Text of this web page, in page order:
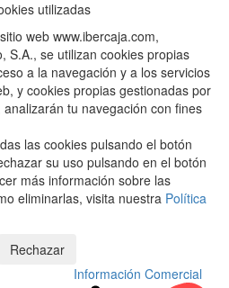
utilizadas
web www.ibercaja.com,
S.A., se utilizan cookies propias
a la navegación y a los servicios
y cookies propias gestionadas por
tu navegación con fines
las cookies pulsando el botón
su uso pulsando en el botón
más información sobre las
eliminarlas, visita nuestra Política
Rechazar
Información Comercial